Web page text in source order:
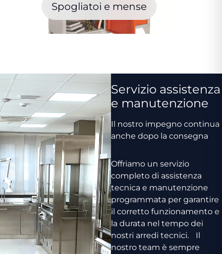
Spogliatoi e mense
Servizio assistenza
e manutenzione
Il nostro impegno continua
anche dopo la consegna
Offriamo un servizio
completo di assistenza
tecnica e manutenzione
programmata per garantire
il corretto funzionamento e
la durata nel tempo dei
nostri arredi tecnici. Il
nostro team è sempre